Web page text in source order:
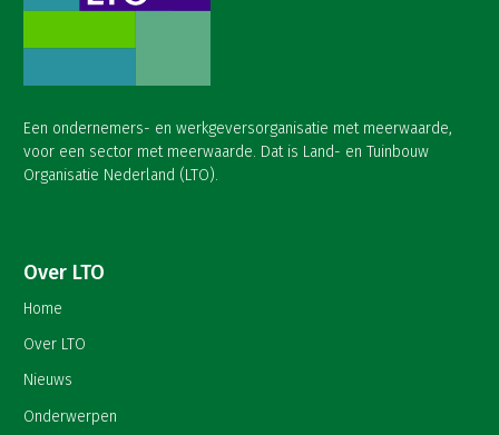
Een ondernemers- en werkgeversorganisatie met meerwaarde,
voor een sector met meerwaarde. Dat is Land- en Tuinbouw
Organisatie Nederland (LTO).
Over LTO
Home
Over LTO
Nieuws
Onderwerpen